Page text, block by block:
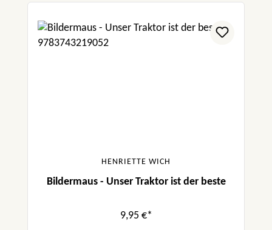
HENRIETTE WICH
Bildermaus - Unser Traktor ist der beste
9,95 €*